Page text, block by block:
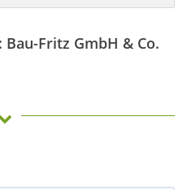
Fritz GmbH & Co.